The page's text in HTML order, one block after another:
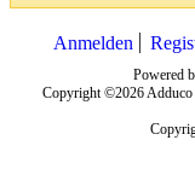
Anmelden
Powered
Copyright ©2026